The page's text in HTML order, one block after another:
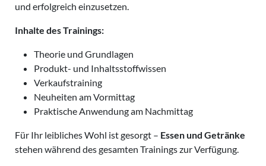
und erfolgreich einzusetzen.
Inhalte des Trainings:
Theorie und Grundlagen
Produkt- und Inhaltsstoffwissen
Verkaufstraining
Neuheiten am Vormittag
Praktische Anwendung am Nachmittag
Für Ihr leibliches Wohl ist gesorgt – Essen und Getränke
stehen während des gesamten Trainings zur Verfügung.